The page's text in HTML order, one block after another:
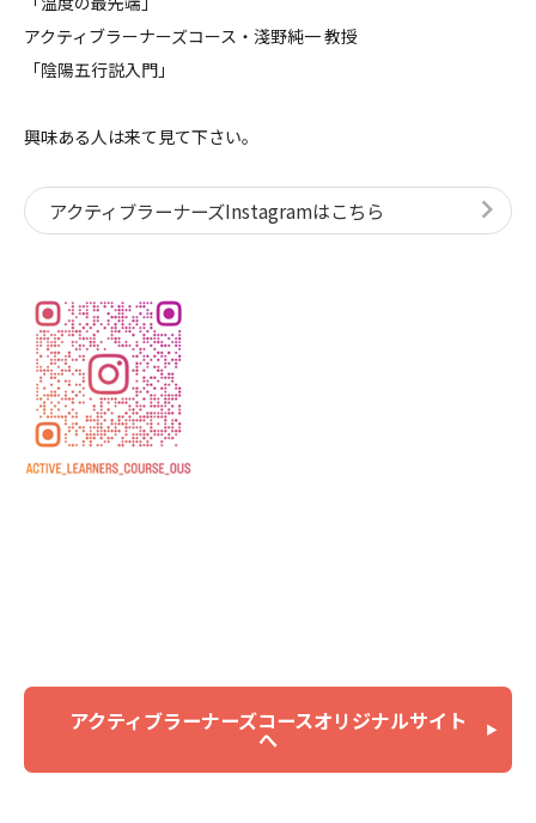
アクティブラーナーズコース・淺野純一 教授
「陰陽五行説入門」
興味ある人は来て見て下さい。
アクティブラーナーズInstagramはこちら
アクティブラーナーズコースオリジナルサイト
へ